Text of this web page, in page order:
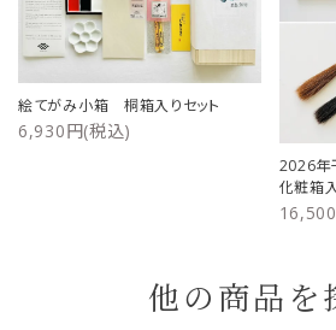
絵てがみ小箱 桐箱入りセット
6,930円(税込)
2026
化粧箱
他の商品を